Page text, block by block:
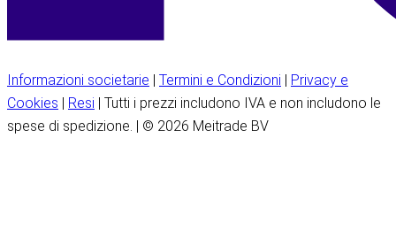
Informazioni societarie | Termini e Condizioni | Privacy e
Cookies | Resi | Tutti i prezzi includono IVA e non includono le
spese di spedizione. | © 2026 Meitrade BV